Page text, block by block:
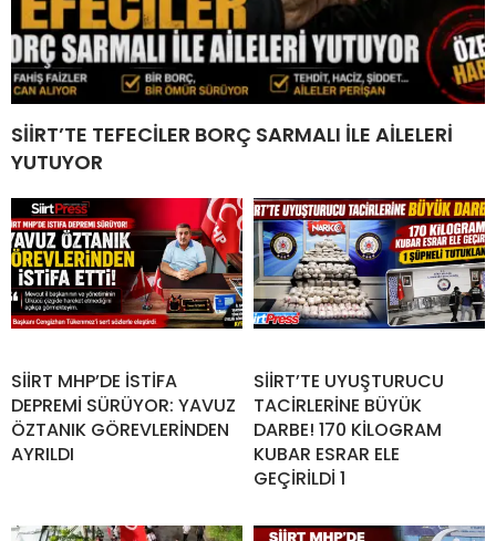
SİİRT’TE TEFECİLER BORÇ SARMALI İLE AİLELERİ
YUTUYOR
SİİRT MHP’DE İSTİFA
DEPREMİ SÜRÜYOR: YAVUZ
ÖZTANIK GÖREVLERİNDEN
AYRILDI
SİİRT’TE UYUŞTURUCU
TACİRLERİNE BÜYÜK
DARBE! 170 KİLOGRAM
KUBAR ESRAR ELE
GEÇİRİLDİ 1